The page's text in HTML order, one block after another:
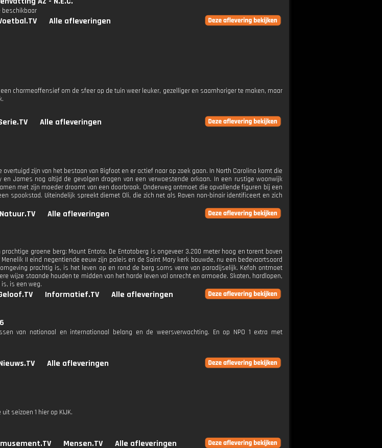
beschikbaar
Alle afleveringen
charmeoffensief om de sfeer op de tuin weer leuker, gezelliger en saamhoriger te maken, maar
Alle afleveringen
zijn van het bestaan van Bigfoot en er actief naar op zoek gaan. In North Carolina komt die
James nog altijd de gevolgen dragen van een verwoestende orkaan. In een rustige woonwijk
met zijn moeder droomt van een doorbraak. Onderweg ontmoet die opvallende figuren bij een
spookstad. Uiteindelijk spreekt diemet Oli, die zich net als Raven non-binair identificeert en zich
Natuur.TV Alle afleveringen
groene berg: Mount Entoto. De Entotoberg is ongeveer 3.200 meter hoog en torent boven
II eind negentiende eeuw zijn paleis en de Saint Mary kerk bouwde, nu een bedevaartsoord
prachtig is, is het leven op en rond de berg soms verre van paradijselijk. Kefah ontmoet
wijze staande houden te midden van het harde leven vol onrecht en armoede. Skaten, hardlopen,
is een weg.
Informatief.TV Alle afleveringen
van nationaal en internationaal belang en de weersverwachting. En op NPO 1 extra met
Alle afleveringen
uit seizoen 1 hier op KIJK.
Mensen.TV Alle afleveringen